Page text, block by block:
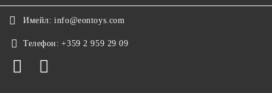
Имейл: info@eontoys.com
Телефон: +359 2 959 29 09